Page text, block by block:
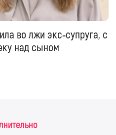
во лжи экс‑супруга, с
над сыном